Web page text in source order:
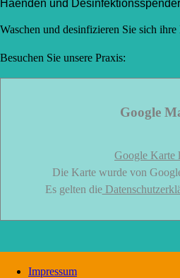
Waschen und desinfizieren Sie sich ihre
Besuchen Sie unsere Praxis:
Google
Google Karte
Die Karte wurde von
Es gelten die
Impressum